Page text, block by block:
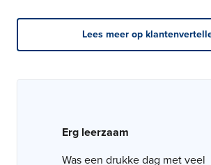
Lees meer op
Top geregeld!
De informatie over
Erg leerzaam
Was een drukke dag met veel
Goede duidelijke uitleg.
Heb het ervaren als een
Goede, interessante
Prettige manier van informatie